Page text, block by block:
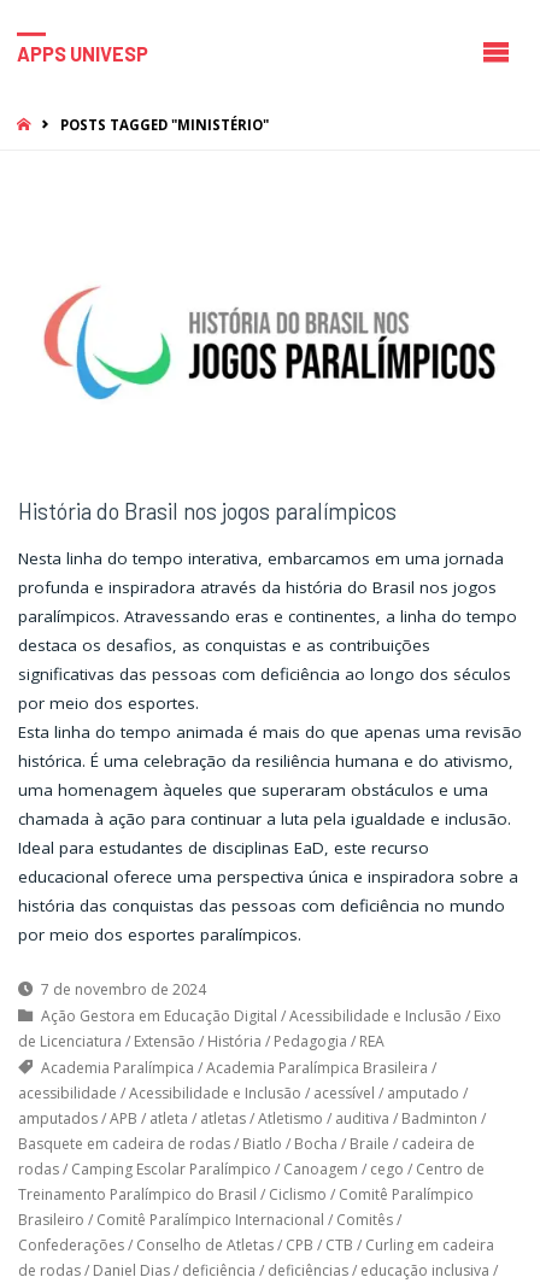
APPS UNIVESP
HOMEPOSTS TAGGED "MINISTÉRIO"
História do Brasil nos jogos paralímpicos
Nesta linha do tempo interativa, embarcamos em uma jornada
profunda e inspiradora através da história do Brasil nos jogos
paralímpicos. Atravessando eras e continentes, a linha do tempo
destaca os desafios, as conquistas e as contribuições
significativas das pessoas com deficiência ao longo dos séculos
por meio dos esportes.
Esta linha do tempo animada é mais do que apenas uma revisão
histórica. É uma celebração da resiliência humana e do ativismo,
uma homenagem àqueles que superaram obstáculos e uma
chamada à ação para continuar a luta pela igualdade e inclusão.
Ideal para estudantes de disciplinas EaD, este recurso
educacional oferece uma perspectiva única e inspiradora sobre a
história das conquistas das pessoas com deficiência no mundo
por meio dos esportes paralímpicos.
7 de novembro de 2024
Ação Gestora em Educação Digital /Acessibilidade e Inclusão / Eixo
de Licenciatura / Extensão / História / Pedagogia / REA
Academia Paralímpica /Academia Paralímpica Brasileira /
acessibilidade /Acessibilidade e Inclusão / acessível / amputado /
amputados/APB / atleta / atletas/Atletismo / auditiva / Badminton /
Basquete em cadeira de rodas/ Biatlo / Bocha / Braile / cadeira de
rodas/ Camping Escolar Paralímpico / Canoagem / cego / Centro de
Treinamento Paralímpico do Brasil / Ciclismo / Comitê Paralímpico
Brasileiro / Comitê Paralímpico Internacional / Comitês/
Confederações/ Conselho de Atletas/ CPB / CTB / Curling em cadeira
de rodas/ Daniel Dias/ deficiência / deficiências/ educação inclusiva /